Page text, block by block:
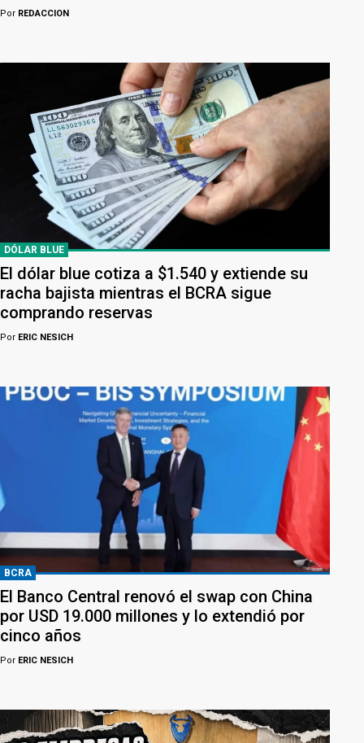
Por REDACCION
DÓLAR BLUE
El dólar blue cotiza a $1.540 y extiende su
racha bajista mientras el BCRA sigue
comprando reservas
Por ERIC NESICH
BCRA
El Banco Central renovó el swap con China
por USD 19.000 millones y lo extendió por
cinco años
Por ERIC NESICH